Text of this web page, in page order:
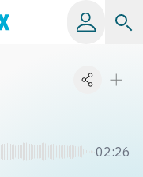
02:26